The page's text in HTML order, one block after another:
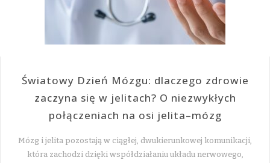
Światowy Dzień Mózgu: dlaczego zdrowie
zaczyna się w jelitach? O niezwykłych
połączeniach na osi jelita–mózg
Mózg i jelita pozostają w ciągłej, dwukierunkowej komunikacji,
która zachodzi dzięki współdziałaniu układu nerwowego,